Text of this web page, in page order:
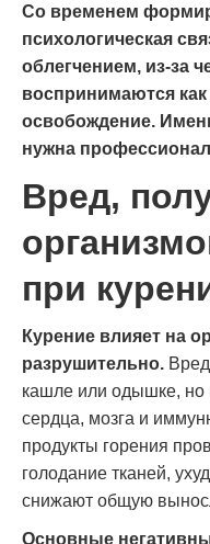
Со временем
психологическая
облегчением, из-за
воспринимаются
освобождение.
нужна
Вред,
при
Курение влияет на
разрушительно.
кашле или одышке, но
сердца, мозга и
продукты горения
голодание тканей,
снижают общую
Основные